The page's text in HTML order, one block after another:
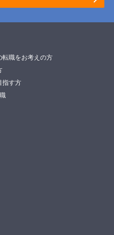
転職をお考えの方
指す方